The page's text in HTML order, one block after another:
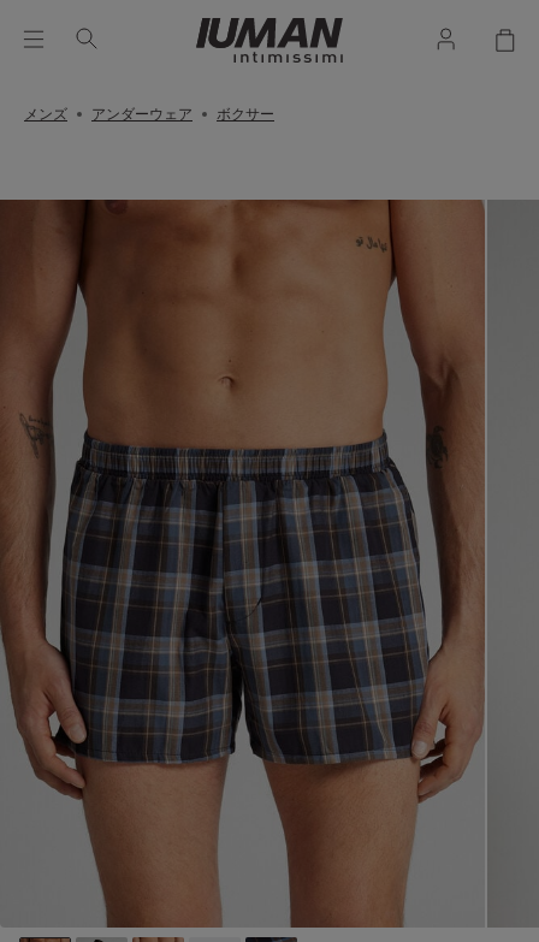
メンズ アンダーウェア ボクサー